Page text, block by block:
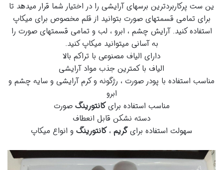
ین ست پرکاربردترین برسهای آرایشی را در اختیار شما قرار میدهد تا
برای تمامی قسمتهای صورت بتوانید از قلم مخصوص برای میکاپ
استفاده کنید. آرایش چشم ، ابرو ، لب و تمامی قسمتهای صورت را
به آسانی میتوانید میکاپ کنید.
دارای الیاف مصنوعی با تراکم بالا
الیاف با کمترین جذب مواد آرایشی
مناسب استفاده با پودر صورت ، رژگونه و کرم آرایشی و سایه چشم و
ابرو
مناسب استفاده برایکانتورینگ صورت
دسته نشکن قابل انعطاف
سهولت استفاده برایگریم ،کانتورینگ و انواع میکاپ